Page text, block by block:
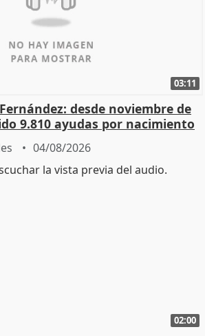
03:11
desde noviembre de
9.810 ayudas por nacimiento
04/08/2026
02:00